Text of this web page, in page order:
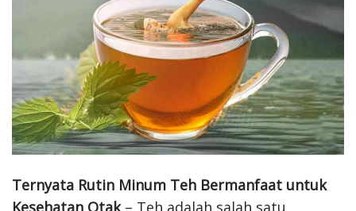
Ternyata Rutin Minum Teh Bermanfaat untuk
Kesehatan Otak– Teh adalah salah satu